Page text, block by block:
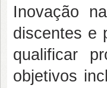
Inovação
discentes e
qualificar
objetivos